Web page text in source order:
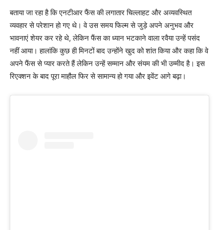
बताया जा रहा है कि एनटीआर फैंस की लगातार चिल्लाहट और अव्यवस्थित
व्यवहार से परेशान हो गए थे। वे उस समय फिल्म से जुड़े अपने अनुभव और
भावनाएं शेयर कर रहे थे, लेकिन फैंस का ध्यान भटकाने वाला रवैया उन्हें पसंद
नहीं आया। हालांकि कुछ ही मिनटों बाद उन्होंने खुद को शांत किया और कहा कि वे
अपने फैंस से प्यार करते हैं लेकिन उन्हें सम्मान और संयम की भी उम्मीद है। इस
रिएक्शन के बाद पूरा माहौल फिर से सामान्य हो गया और इवेंट आगे बढ़ा।